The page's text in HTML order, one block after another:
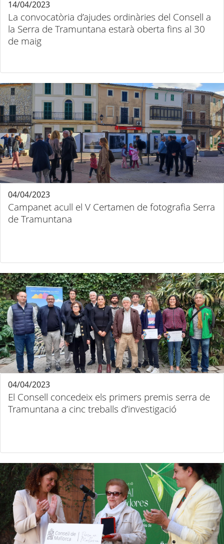
La convocatòria d’ajudes ordinàries del Consell a
la Serra de Tramuntana estarà oberta fins al 30
de maig
14/04/2023
Campanet acull el V Certamen de fotografia Serra
de Tramuntana
04/04/2023
El Consell concedeix els primers premis serra de
Tramuntana a cinc treballs d’investigació
04/04/2023